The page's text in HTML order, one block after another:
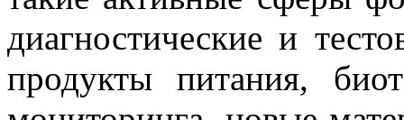
диагностические и
продукты питания,